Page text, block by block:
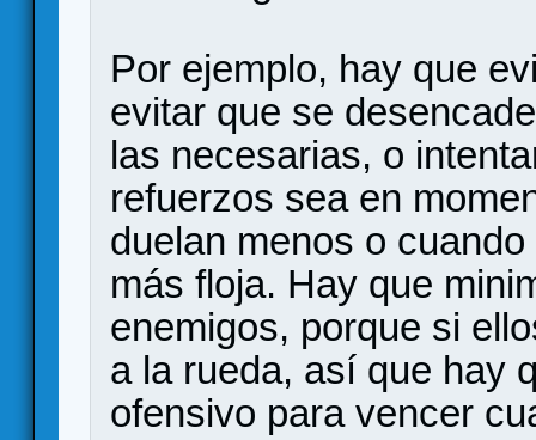
Por ejemplo, hay que
evitar que se
las necesarias, o
refuerzos sea en
duelan menos o
más floja. Hay que
enemigos, porque si
a la rueda, así que hay
ofensivo para vencer